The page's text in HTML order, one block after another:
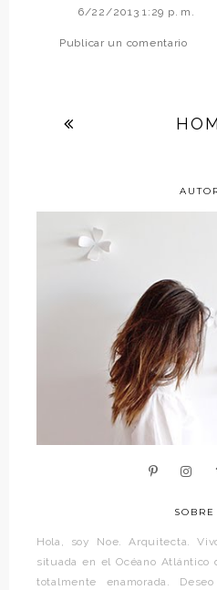
6/22/2013 1:29 p. m.
Publicar un comentario
Hola, soy Noe. Arquitecta.
situada en el Océano
totalmente enamorada.